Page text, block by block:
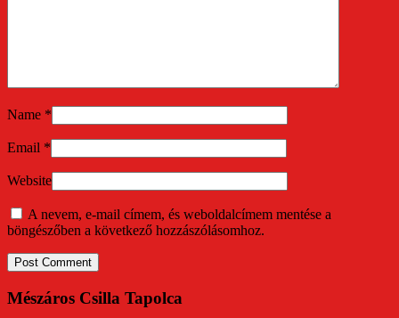
Name *
Email *
Website
A nevem, e-mail címem, és weboldalcímem mentése a
böngészőben a következő hozzászólásomhoz.
Mészáros Csilla Tapolca